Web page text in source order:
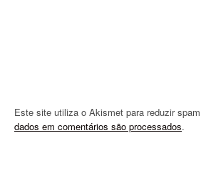
Este site utiliza o Akismet para reduzir
dados em comentários são processados.